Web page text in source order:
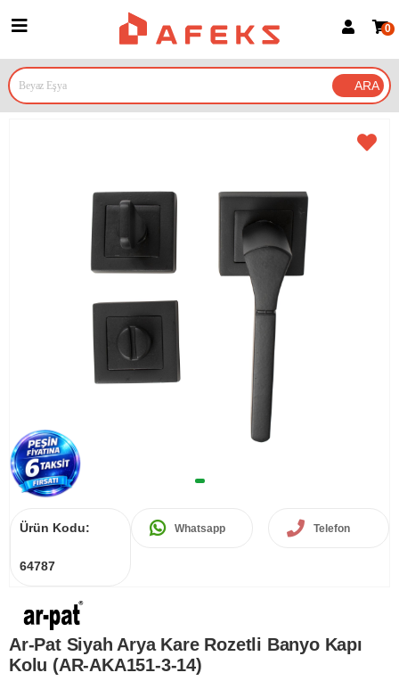
Google İle Bağlan
0
Ürün Kodu:
64787
Whatsapp Telefon
Ar-Pat Siyah Arya Kare Rozetli Banyo Kapı
Kolu (AR-AKA151-3-14)